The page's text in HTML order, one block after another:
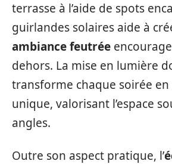
terrasse à l’aide de spots
guirlandes solaires aide à
ambiance feutrée
dehors. La mise en lumière
transforme chaque soirée en
unique, valorisant l’espace
angles.
Outre son aspect pratique, l’